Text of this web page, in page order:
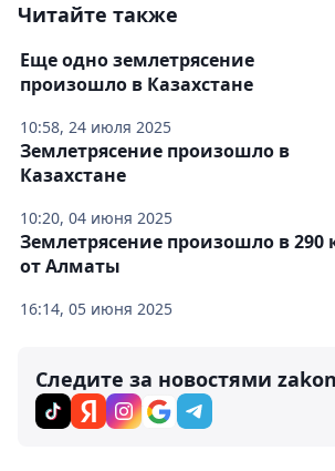
Читайте также
10:58, 24 июля 2025
Еще одно землетрясение
произошло в Казахстане
10:20, 04 июня 2025
Землетрясение произошло в
Казахстане
16:14, 05 июня 2025
Землетрясение произошло в 290
от Алматы
Следите за новостями